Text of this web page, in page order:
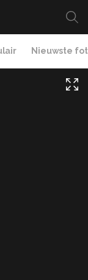
Nieuwste